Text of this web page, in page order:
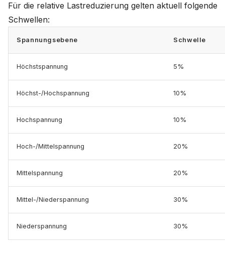
Für die relative Lastreduzierung gelten aktuell folgende
Schwellen:
Spannungsebene Schwelle
Höchstspannung 5%
Höchst-/Hochspannung 10%
Hochspannung 10%
Hoch-/Mittelspannung 20%
Mittelspannung 20%
Mittel-/Niederspannung 30%
Niederspannung 30%